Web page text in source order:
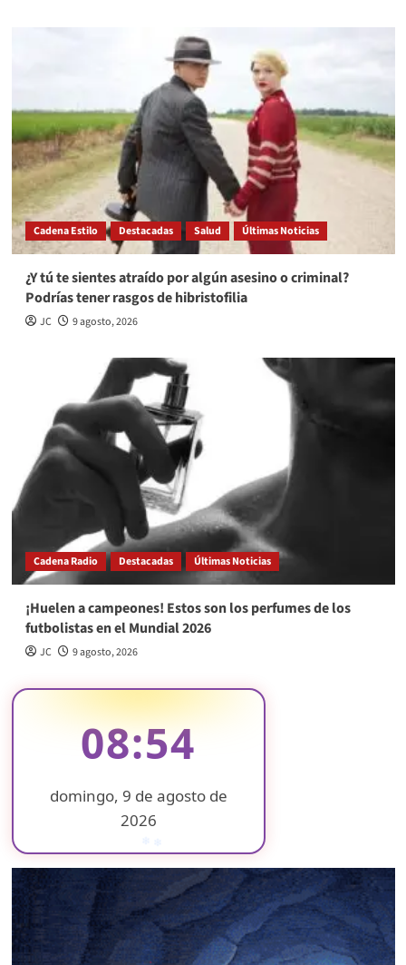
Cadena Estilo Destacadas Salud Últimas Noticias
¿Y tú te sientes atraído por algún asesino o criminal?
Podrías tener rasgos de hibristofilia
JC 9 agosto, 2026
Cadena Radio Destacadas Últimas Noticias
¡Huelen a campeones! Estos son los perfumes de los
futbolistas en el Mundial 2026
JC 9 agosto, 2026
08:54
domingo, 9 de agosto de
2026
❄
❄
❄
❄
❄
❄